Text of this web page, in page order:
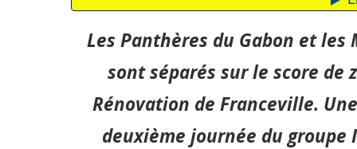
Les Panthères du Gabon et
sont séparés sur le score
Rénovation de Franceville.
deuxième journée du groupe